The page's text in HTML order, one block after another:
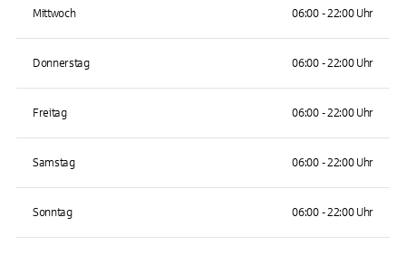
Mittwoch 06:00 - 22:00 Uhr
Donnerstag 06:00 - 22:00 Uhr
Freitag 06:00 - 22:00 Uhr
Samstag 06:00 - 22:00 Uhr
Sonntag 06:00 - 22:00 Uhr